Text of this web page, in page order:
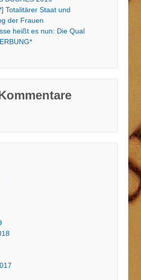
Totalitärer Staat und
der Frauen
heißt es nun: Die Qual